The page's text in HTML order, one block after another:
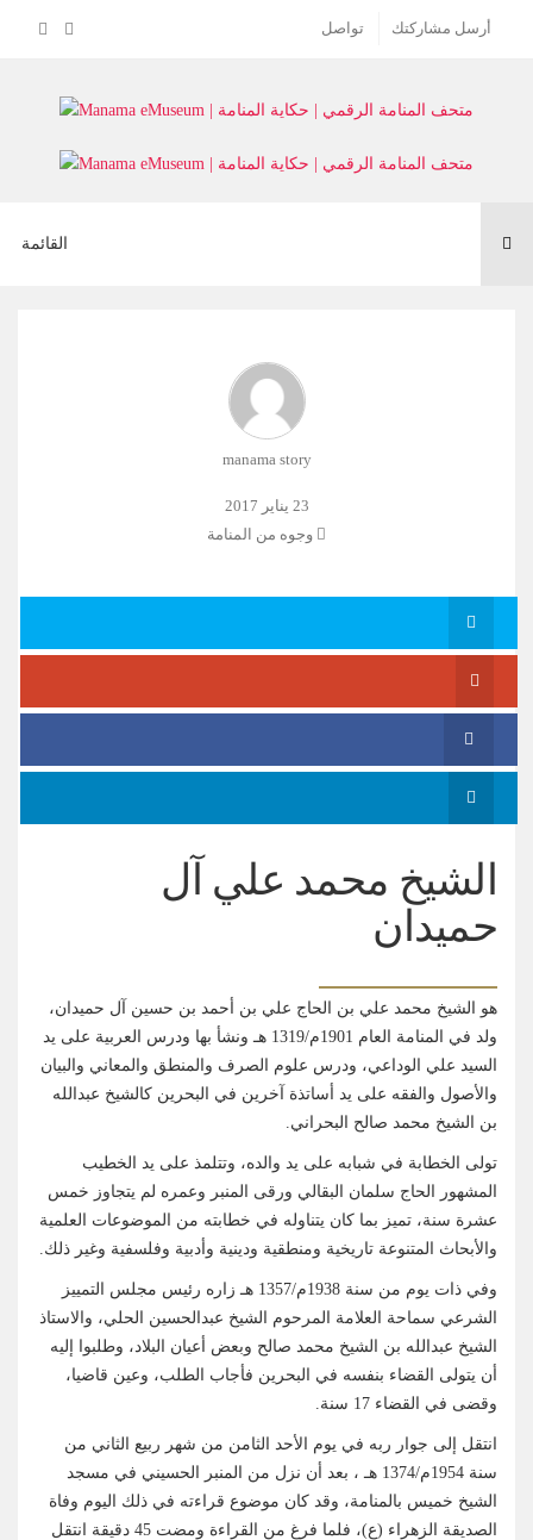
تواصل أرسل مشاركتك
Toggle
القائمة
manama story
23 يناير 2017
وجوه من المنامة
الشيخ محمد علي آل
حميدان
هو الشيخ محمد علي بن الحاج علي بن أحمد بن حسين آل حميدان،
ولد في المنامة العام 1901م/1319 هـ ونشأ بها ودرس العربية على يد
السيد علي الوداعي، ودرس علوم الصرف والمنطق والمعاني والبيان
والأصول والفقه على يد أساتذة آخرين في البحرين كالشيخ عبدالله
بن الشيخ محمد صالح البحراني.
تولى الخطابة في شبابه على يد والده، وتتلمذ على يد الخطيب
المشهور الحاج سلمان البقالي ورقى المنبر وعمره لم يتجاوز خمس
عشرة سنة، تميز بما كان يتناوله في خطابته من الموضوعات العلمية
والأبحاث المتنوعة تاريخية ومنطقية ودينية وأدبية وفلسفية وغير ذلك.
وفي ذات يوم من سنة 1938م/1357 هـ زاره رئيس مجلس التمييز
الشرعي سماحة العلامة المرحوم الشيخ عبدالحسين الحلي، والاستاذ
الشيخ عبدالله بن الشيخ محمد صالح وبعض أعيان البلاد، وطلبوا إليه
أن يتولى القضاء بنفسه في البحرين فأجاب الطلب، وعين قاضيا،
وقضى في القضاء 17 سنة.
انتقل إلى جوار ربه في يوم الأحد الثامن من شهر ربيع الثاني من
سنة 1954م/1374 هـ ، بعد أن نزل من المنبر الحسيني في مسجد
الشيخ خميس بالمنامة، وقد كان موضوع قراءته في ذلك اليوم وفاة
الصديقة الزهراء (ع)، فلما فرغ من القراءة ومضت 45 دقيقة انتقل